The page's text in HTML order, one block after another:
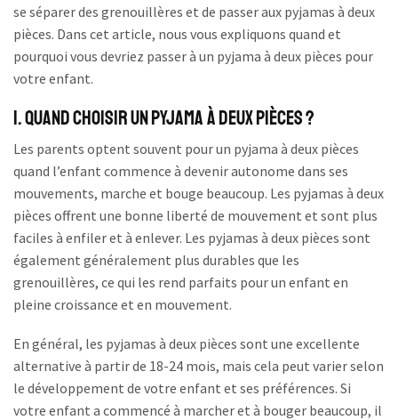
se séparer des grenouillères et de passer aux pyjamas à deux
pièces. Dans cet article, nous vous expliquons quand et
pourquoi vous devriez passer à un pyjama à deux pièces pour
votre enfant.
I. Quand choisir un pyjama à deux pièces ?
Les parents optent souvent pour un pyjama à deux pièces
quand l’enfant commence à devenir autonome dans ses
mouvements, marche et bouge beaucoup. Les pyjamas à deux
pièces offrent une bonne liberté de mouvement et sont plus
faciles à enfiler et à enlever. Les pyjamas à deux pièces sont
également généralement plus durables que les
grenouillères, ce qui les rend parfaits pour un enfant en
pleine croissance et en mouvement.
En général, les pyjamas à deux pièces sont une excellente
alternative à partir de 18-24 mois, mais cela peut varier selon
le développement de votre enfant et ses préférences. Si
votre enfant a commencé à marcher et à bouger beaucoup, il